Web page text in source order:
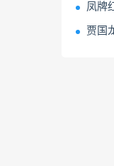
凤牌
贾国